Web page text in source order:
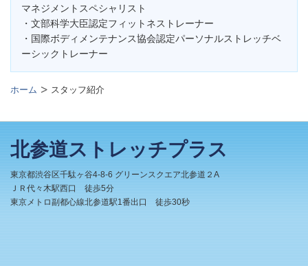
マネジメントスペシャリスト
・文部科学大臣認定フィットネストレーナー
・国際ボディメンテナンス協会認定パーソナルストレッチベ
ーシックトレーナー
ホーム スタッフ紹介
北参道ストレッチプラス
東京都渋谷区千駄ヶ谷4-8-6 グリーンスクエア北参道２A
ＪＲ代々木駅西口 徒歩5分
東京メトロ副都心線北参道駅1番出口 徒歩30秒